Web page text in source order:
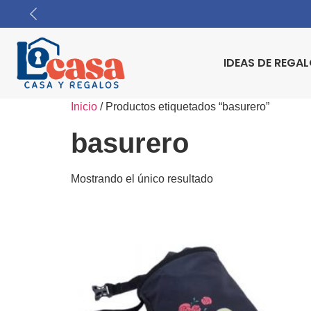
IDEAS DE
Inicio / Productos etiquetados “basurero”
basurero
Mostrando el único resultado